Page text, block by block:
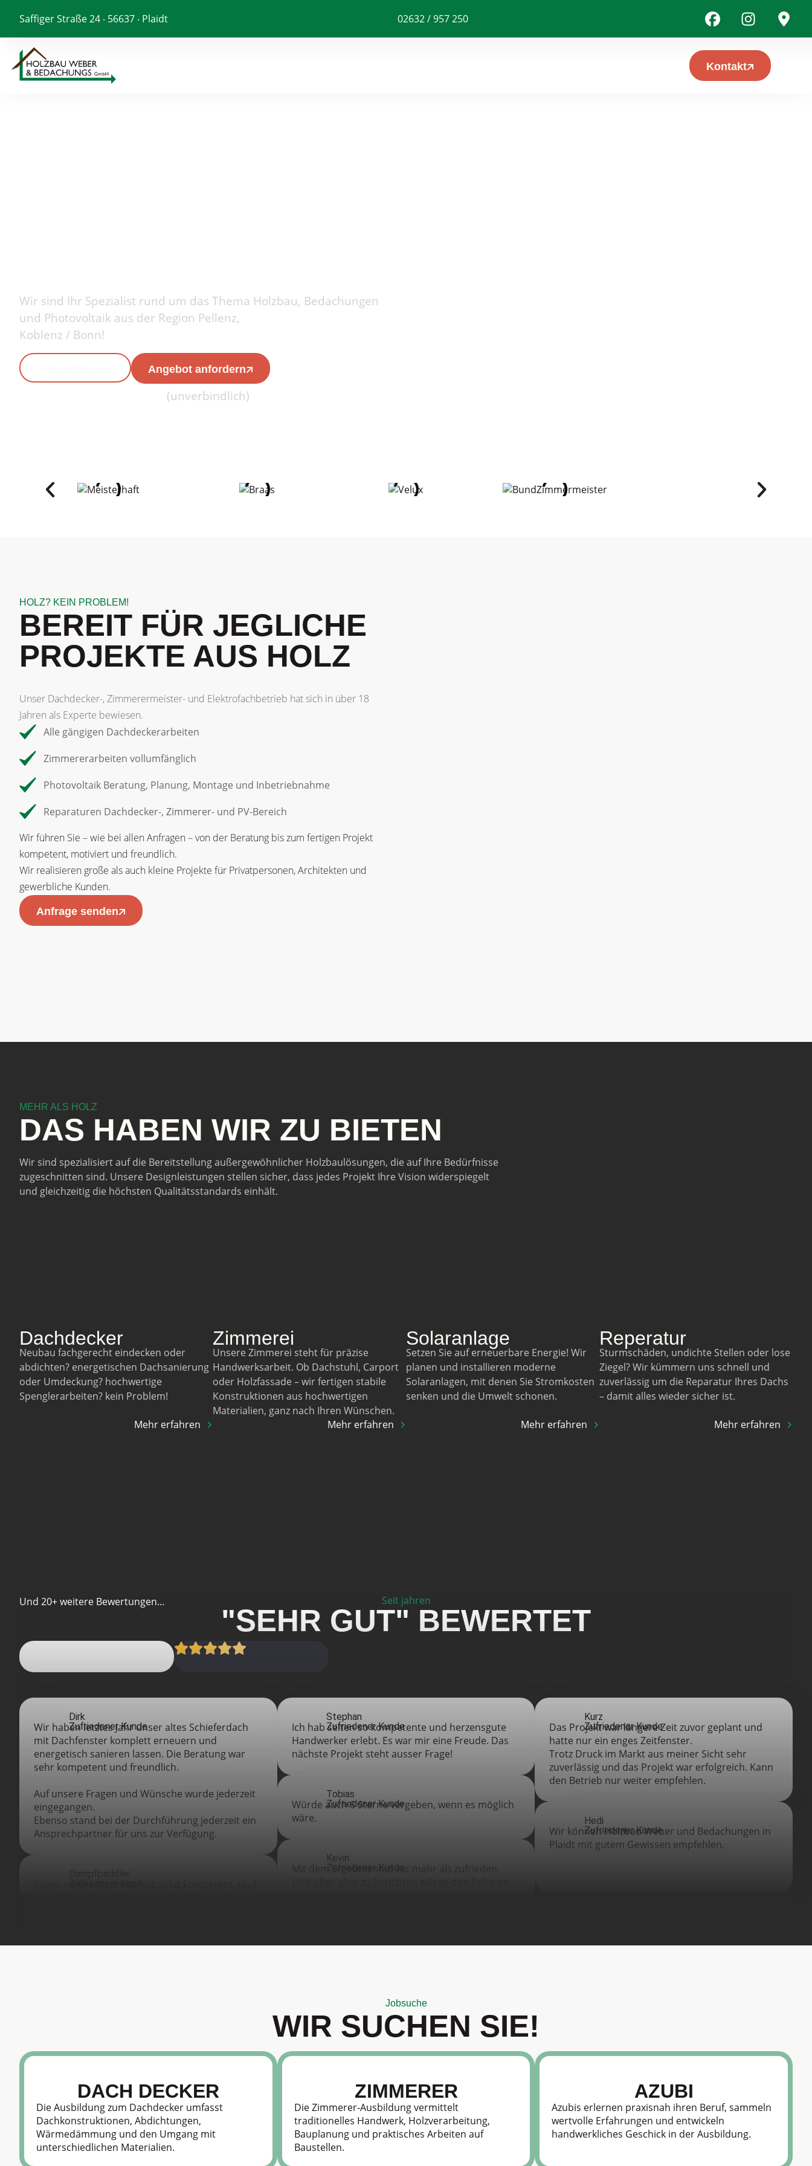
Saffiger Straße 24 ‧ 56637 ‧ Plaidt 02632 / 957 250
Kontakt
Wir sind Ihr Spezialist rund um das Thema Holzbau, Bedachungen
und Photovoltaik aus der Region Pellenz,
Koblenz / Bonn!
Angebot anfordern
(unverbindlich)
HOLZ? KEIN PROBLEM!
BEREIT FÜR JEGLICHE
PROJEKTE AUS HOLZ
Unser Dachdecker-, Zimmerermeister- und Elektrofachbetrieb hat sich in über 18
Jahren als Experte bewiesen.
Alle gängigen Dachdeckerarbeiten
Zimmererarbeiten vollumfänglich
Photovoltaik Beratung, Planung, Montage und Inbetriebnahme
Reparaturen Dachdecker-, Zimmerer- und PV-Bereich
Wir führen Sie – wie bei allen Anfragen – von der Beratung bis zum fertigen Projekt
kompetent, motiviert und freundlich.
Wir realisieren große als auch kleine Projekte für Privatpersonen, Architekten und
gewerbliche Kunden.
Anfrage senden
MEHR ALS HOLZ
DAS HABEN WIR ZU BIETEN
Wir sind spezialisiert auf die Bereitstellung außergewöhnlicher Holzbaulösungen, die auf Ihre Bedürfnisse
zugeschnitten sind. Unsere Designleistungen stellen sicher, dass jedes Projekt Ihre Vision widerspiegelt
und gleichzeitig die höchsten Qualitätsstandards einhält.
Dachdecker
Neubau fachgerecht eindecken oder
abdichten? energetischen Dachsanierung
oder Umdeckung? hochwertige
Spenglerarbeiten? kein Problem!
Mehr erfahren
Zimmerei
Unsere Zimmerei steht für präzise
Handwerksarbeit. Ob Dachstuhl, Carport
oder Holzfassade – wir fertigen stabile
Konstruktionen aus hochwertigen
Materialien, ganz nach Ihren Wünschen.
Mehr erfahren
Solaranlage
Setzen Sie auf erneuerbare Energie! Wir
planen und installieren moderne
Solaranlagen, mit denen Sie Stromkosten
senken und die Umwelt schonen.
Mehr erfahren
Reperatur
Sturmschäden, undichte Stellen oder lose
Ziegel? Wir kümmern uns schnell und
zuverlässig um die Reparatur Ihres Dachs
– damit alles wieder sicher ist.
Mehr erfahren
Seit jahren
"SEHR GUT" BEWERTET
Dirk
Zufriedener Kunde
Wir haben letztes Jahr unser altes Schieferdach
mit Dachfenster komplett erneuern und
energetisch sanieren lassen. Die Beratung war
sehr kompetent und freundlich.
Auf unsere Fragen und Wünsche wurde jederzeit
eingegangen.
Ebenso stand bei der Durchführung jederzeit ein
Ansprechpartner für uns zur Verfügung.
Stephan
Zufriedener Kunde
Ich hab selten so kompetente und herzensgute
Handwerker erlebt. Es war mir eine Freude. Das
nächste Projekt steht ausser Frage!
Tobias
Zufriedener Kunde
Würde auch 6 Sterne vergeben, wenn es möglich
wäre.
Kevin
Zufriedener Kunde
Mit dem Ergebnis sind wir mehr als zufrieden.
Kurz
Zufriedener Kunde
Das Projekt war längere Zeit zuvor geplant und
hatte nur ein enges Zeitfenster.
Trotz Druck im Markt aus meiner Sicht sehr
zuverlässig und das Projekt war erfolgreich. Kann
den Betrieb nur weiter empfehlen.
Hedi
Zufriedener Kunde
Wir können Holzbau Weber und Bedachungen in
Plaidt mit gutem Gewissen empfehlen.
Und 20+ weitere Bewertungen…
Jobsuche
WIR SUCHEN SIE!
DACH DECKER
Die Ausbildung zum Dachdecker umfasst
Dachkonstruktionen, Abdichtungen,
Wärmedämmung und den Umgang mit
unterschiedlichen Materialien.
ZIMMERER
Die Zimmerer-Ausbildung vermittelt
traditionelles Handwerk, Holzverarbeitung,
Bauplanung und praktisches Arbeiten auf
Baustellen.
AZUBI
Azubis erlernen praxisnah ihren Beruf, sammeln
wertvolle Erfahrungen und entwickeln
handwerkliches Geschick in der Ausbildung.